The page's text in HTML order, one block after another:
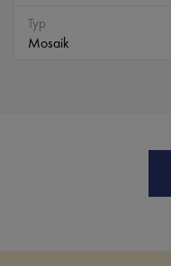
Typ
Mosaik